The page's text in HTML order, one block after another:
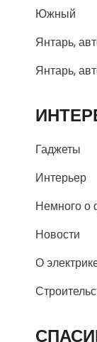
Южный
Янтарь,
Янтарь,
Гаджеты
Интерьер
Немного о
Новости
О